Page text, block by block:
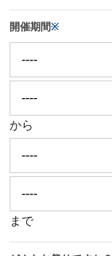
開催期間※
から
まで